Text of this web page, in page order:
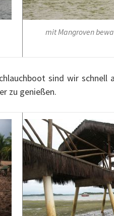
mit Mangroven
sind wir schnell
zu genießen.